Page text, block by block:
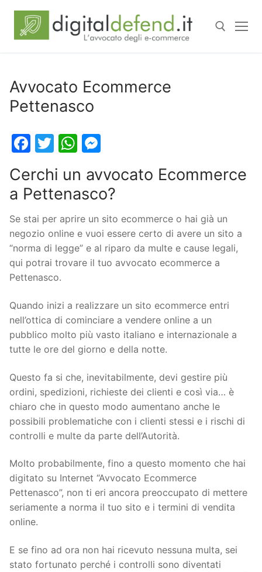
Avvocato Ecommerce
Pettenasco
Facebook
TwitterWhatsApp
Cerchi un avvocato Ecommerce
a Pettenasco?
Se stai per aprire un sito ecommerce o hai già un
negozio online e vuoi essere certo di avere un sito a
“norma di legge” e al riparo da multe e cause legali,
qui potrai trovare il tuo avvocato ecommerce a
Pettenasco.
Quando inizi a realizzare un sito ecommerce entri
nell’ottica di cominciare a vendere online a un
pubblico molto più vasto italiano e internazionale a
tutte le ore del giorno e della notte.
Questo fa si che, inevitabilmente, devi gestire più
ordini, spedizioni, richieste dei clienti e così via… è
chiaro che in questo modo aumentano anche le
possibili problematiche con i clienti stessi e i rischi di
controlli e multe da parte dell’Autorità.
Molto probabilmente, fino a questo momento che hai
digitato su Internet “Avvocato Ecommerce
Pettenasco”, non ti eri ancora preoccupato di mettere
seriamente a norma il tuo sito e i termini di vendita
online.
E se fino ad ora non hai ricevuto nessuna multa, sei
stato fortunato perché i controlli sono diventati